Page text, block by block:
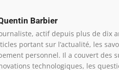
Barbier
actif depuis plus de dix
portant sur l’actualité, les
personnel. Il a couvert des
technologiques, les